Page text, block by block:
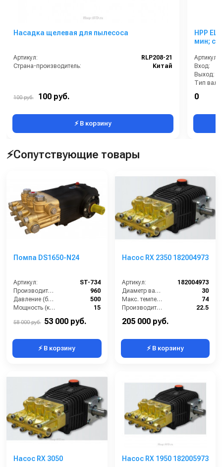
Насадка щелевая для пылесоса
Артикул:
RLP208-21
Страна-производитель:
Китай
100 руб. 100 руб.
⚡ В корзину
HPP
мин; с
Артикул:
Вход:
Выход:
Тип вала:
0
⚡Сопутствующие товары
Помпа DS1650-N24
Артикул:
ST-734
Производительность (л/ч):
960
Давление (бар):
500
Мощность (кВт):
15
58 000 руб. 53 000 руб.
⚡ В корзину
Насос RX 2350 182004973
Артикул:
182004973
Диаметр вала (мм):
30
Макс. температура воды (°C):
74
Производительность (л/мин):
22.5
205 000 руб.
⚡ В корзину
Насос RX 3050 Насос RX 1950 182005973